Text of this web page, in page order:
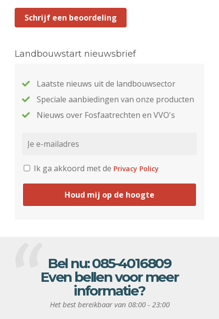
Schrijf een beoordeling
Landbouwstart nieuwsbrief
Laatste nieuws uit de landbouwsector
Speciale aanbiedingen van onze producten
Nieuws over Fosfaatrechten en VVO's
Ik ga akkoord met de Privacy Policy
Houd mij op de hoogte
Bel nu:085-4016809
Even bellen voor meer
informatie?
Het best bereikbaar van 08:00 - 23:00